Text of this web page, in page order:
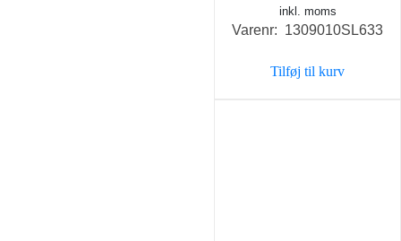
oprindelige
pris
399,00 kr..
pris
inkl. moms
Varenr: 1309010SL633
Tilføj til kurv